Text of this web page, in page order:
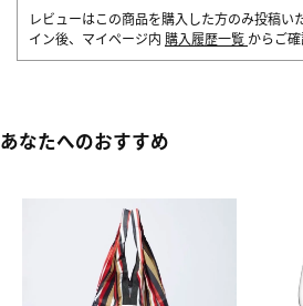
レビューはこの商品を購入した方のみ投稿い
イン後、マイページ内 購入履歴一覧 からご確
あなたへのおすすめ